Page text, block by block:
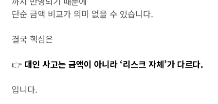
단순 금액 비교가 의미 없을 수 있습니다.
결국 핵심은
👉 대인 사고는 금액이 아니라 ‘리스크 자체’가 다르다.
입니다.